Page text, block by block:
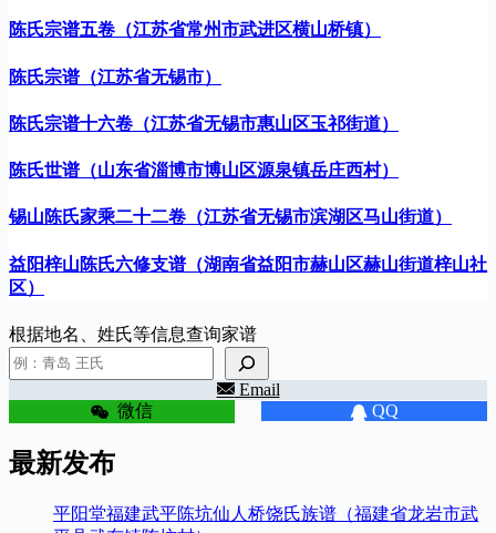
陈氏宗谱五卷（江苏省常州市武进区横山桥镇）
陈氏宗谱（江苏省无锡市）
陈氏宗谱十六卷（江苏省无锡市惠山区玉祁街道）
陈氏世谱（山东省淄博市博山区源泉镇岳庄西村）
锡山陈氏家乘二十二卷（江苏省无锡市滨湖区马山街道）
益阳梓山陈氏六修支谱（湖南省益阳市赫山区赫山街道梓山社
区）
根据地名、姓氏等信息查询家谱
Email
微信 QQ
最新发布
平阳堂福建武平陈坑仙人桥饶氏族谱（福建省龙岩市武